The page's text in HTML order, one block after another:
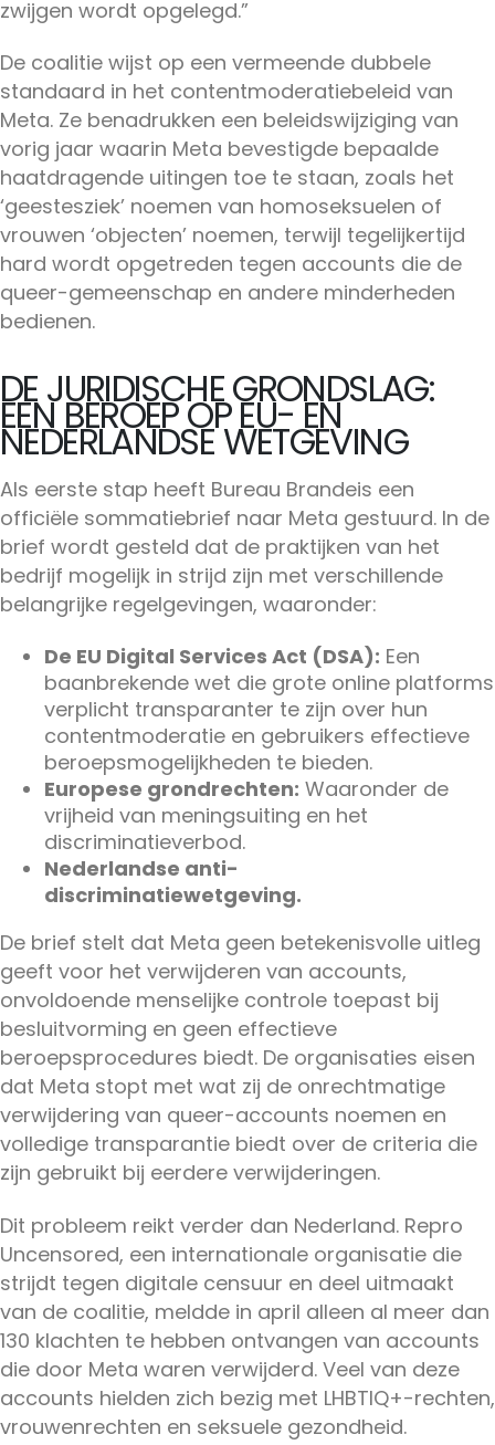
zwijgen wordt opgelegd.”
De coalitie wijst op een vermeende dubbele
standaard in het contentmoderatiebeleid van
Meta. Ze benadrukken een beleidswijziging van
vorig jaar waarin Meta bevestigde bepaalde
haatdragende uitingen toe te staan, zoals het
‘geestesziek’ noemen van homoseksuelen of
vrouwen ‘objecten’ noemen, terwijl tegelijkertijd
hard wordt opgetreden tegen accounts die de
queer-gemeenschap en andere minderheden
bedienen.
DE JURIDISCHE GRONDSLAG:
EEN BEROEP OP EU- EN
NEDERLANDSE WETGEVING
Als eerste stap heeft Bureau Brandeis een
officiële sommatiebrief naar Meta gestuurd. In de
brief wordt gesteld dat de praktijken van het
bedrijf mogelijk in strijd zijn met verschillende
belangrijke regelgevingen, waaronder:
De EU Digital Services Act (DSA): Een
baanbrekende wet die grote online platforms
verplicht transparanter te zijn over hun
contentmoderatie en gebruikers effectieve
beroepsmogelijkheden te bieden.
Europese grondrechten: Waaronder de
vrijheid van meningsuiting en het
discriminatieverbod.
Nederlandse anti-
discriminatiewetgeving.
De brief stelt dat Meta geen betekenisvolle uitleg
geeft voor het verwijderen van accounts,
onvoldoende menselijke controle toepast bij
besluitvorming en geen effectieve
beroepsprocedures biedt. De organisaties eisen
dat Meta stopt met wat zij de onrechtmatige
verwijdering van queer-accounts noemen en
volledige transparantie biedt over de criteria die
zijn gebruikt bij eerdere verwijderingen.
Dit probleem reikt verder dan Nederland. Repro
Uncensored, een internationale organisatie die
strijdt tegen digitale censuur en deel uitmaakt
van de coalitie, meldde in april alleen al meer dan
130 klachten te hebben ontvangen van accounts
die door Meta waren verwijderd. Veel van deze
accounts hielden zich bezig met LHBTIQ+-rechten,
vrouwenrechten en seksuele gezondheid.